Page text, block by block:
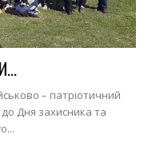
– патріотичний
Дня захисника та